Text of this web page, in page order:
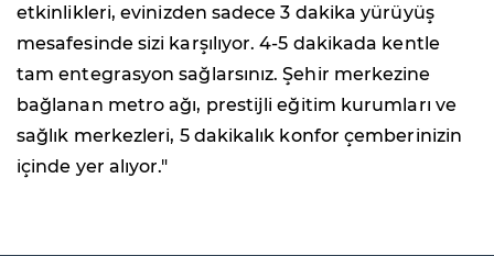
etkinlikleri, evinizden sadece 3 dakika yürüyüş
mesafesinde sizi karşılıyor. 4-5 dakikada kentle
tam entegrasyon sağlarsınız. Şehir merkezine
bağlanan metro ağı, prestijli eğitim kurumları ve
sağlık merkezleri, 5 dakikalık konfor çemberinizin
içinde yer alıyor."